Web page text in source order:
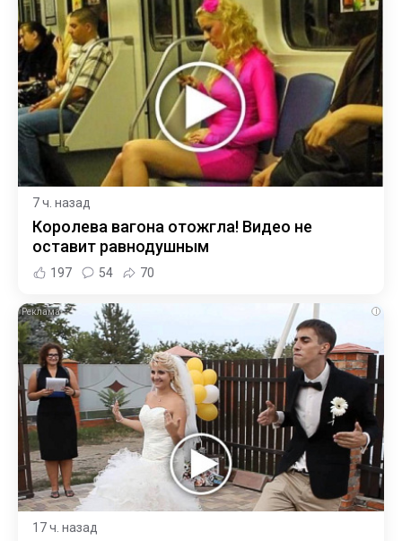
7 ч. назад
Королева вагона отожгла! Видео не
оставит равнодушным
197 54 70
i
17 ч. назад